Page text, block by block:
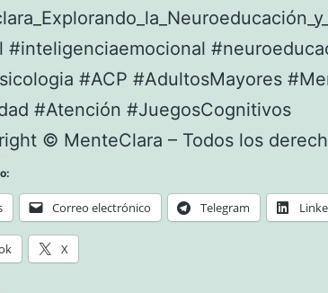
#inteligenciaemocional
#ACP #AdultosMayores
#Atención #JuegosCognitivos
© MenteClara – Todos los
Correo electrónico Telegram
X